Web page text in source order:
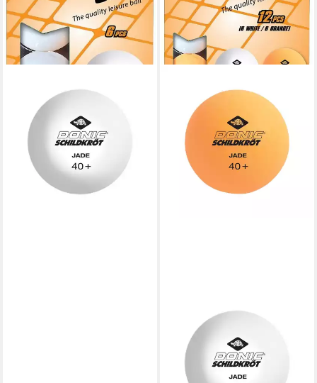
Tischtennisball Jade Poly 40+
6 Stück weiß, Tischtennis
Bälle Tischtennisball Ball Balls
lieferbar - in 2-3 Werktagen bei dir
Tischtennisball Jade 12 Stück
6x orange, 6x weiß,
Tischtennis Bälle
Tischtennisball Ball Balls